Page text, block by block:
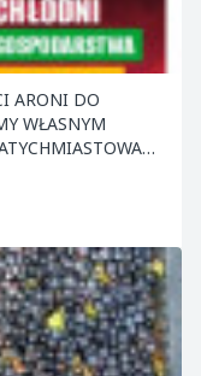
ARONI DO
WŁASNYM